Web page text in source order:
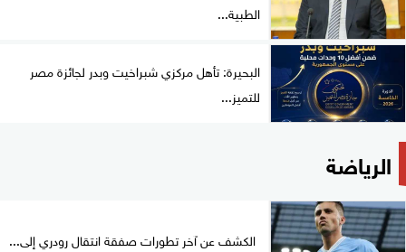
الطبية...
البحيرة: تأهل مركزي شبراخيت وبدر لجائزة مصر
للتميز...
الرياضة
الكشف عن آخر تطورات صفقة انتقال رودري إلى...